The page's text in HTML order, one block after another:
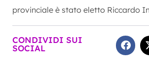
provinciale è stato eletto Riccardo
CONDIVIDI SUI
SOCIAL